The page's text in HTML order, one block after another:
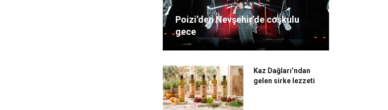
Poizi’den Nevşehir’de coşkulu
gece
Kaz Dağları’ndan
gelen sirke lezzeti